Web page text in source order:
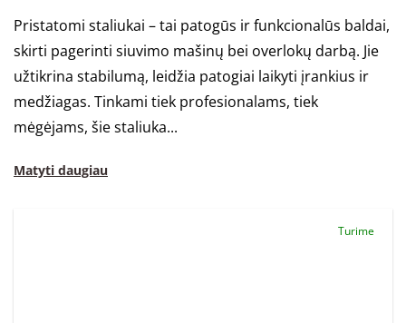
Pristatomi staliukai – tai patogūs ir funkcionalūs baldai,
skirti pagerinti siuvimo mašinų bei overlokų darbą. Jie
užtikrina stabilumą, leidžia patogiai laikyti įrankius ir
medžiagas. Tinkami tiek profesionalams, tiek
mėgėjams, šie staliuka...
Matyti daugiau
Turime